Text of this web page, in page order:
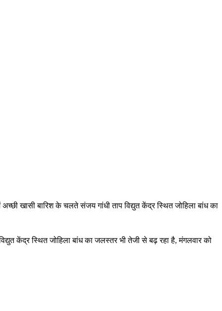
खासी बारिश के चलते संजय गांधी ताप विद्युत केंद्र स्थित जोहिला बांध का
केंद्र स्थित जोहिला बांध का जलस्तर भी तेजी से बढ़ रहा है, मंगलवार को